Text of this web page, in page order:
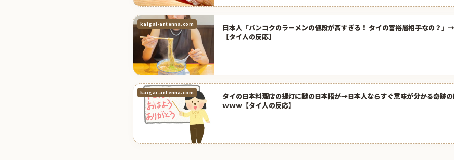
kaigai-antenna.com
日本人「バンコクのラーメンの値段が高すぎる！ タイの富裕層相手なの？」
【タイ人の反応】
kaigai-antenna.com
タイの日本料理店の提灯に謎の日本語が→日本人ならすぐ意味が分かる奇跡
ｗｗｗ【タイ人の反応】